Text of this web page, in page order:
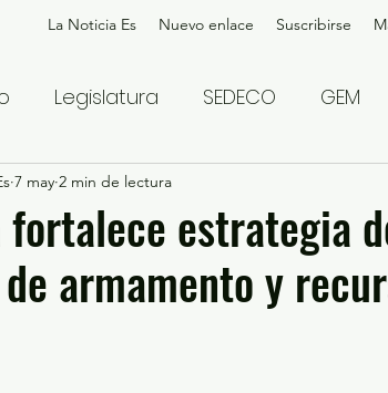
La Noticia Es Nuevo enlace Suscribirse
Legislatura SEDECO GEM
Gubernatura Edoméx 2023
y Justicia Denuncia
estrategia
armamento y
7 may 2 min de lectura